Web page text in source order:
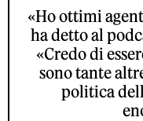
«Ho ottimi
ha detto al
«Credo di
sono tante
politica